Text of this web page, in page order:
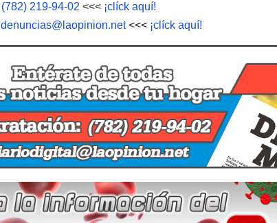
(782) 219-94-02 <<< ¡clíck aquí!
denuncias@laopinion.net<<< ¡clíck aquí!